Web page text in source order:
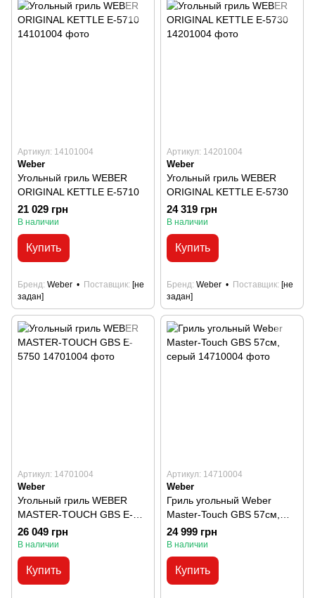
Артикул: 14101004
Weber
Угольный гриль WEBER
ORIGINAL KETTLE Е-5710
21 029 грн
В наличии
Купить
Бренд Weber Поставщик [не
задан]
Артикул: 14201004
Weber
Угольный гриль WEBER
ORIGINAL KETTLE Е-5730
24 319 грн
В наличии
Купить
Бренд Weber Поставщик [не
задан]
Артикул: 14701004
Weber
Угольный гриль WEBER
MASTER-TOUCH GBS E-
5750
26 049 грн
В наличии
Купить
Артикул: 14710004
Weber
Гриль угольный Weber
Master-Touch GBS 57см,
серый
24 999 грн
В наличии
Купить